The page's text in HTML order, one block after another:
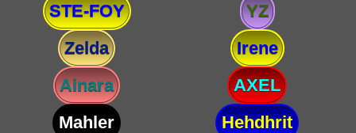
STE-FOY
YZ
Zelda
Irene
Ainara
AXEL
Mahler
Hehdhrit